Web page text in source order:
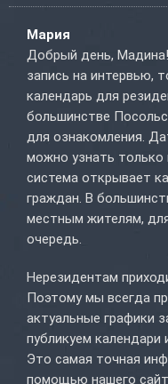
Мария
Добрый день,
запись на интервью,
календарь для
большинстве
для ознакомления.
можно узнать
система открывает
граждан. В
местным жителям,
очередь.
Нерезидентам
Поэтому мы всегда
актуальные графики
публикуем календари
Это самая точная
помощью нашего